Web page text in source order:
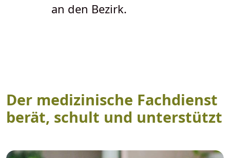
an den Bezirk.
Der medizinische Fachdienst
berät, schult und unterstützt